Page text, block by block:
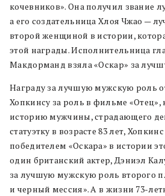
кочевников». Она получил звание
а его создательница Хлоя Чжао —
второй женщиной в истории,
этой награды. Исполнительница
Макдорманд взяла «Оскар» за
Награду за лучшую мужскую роль
Хопкинсу за роль в фильме «Отец»,
историю мужчины, страдающего
статуэтку в возрасте 83 лет,
победителем «Оскара» в истории
один британский актер, Дэниэл
за лучшую мужскую роль второго
и черный мессия». А в жизни 73-